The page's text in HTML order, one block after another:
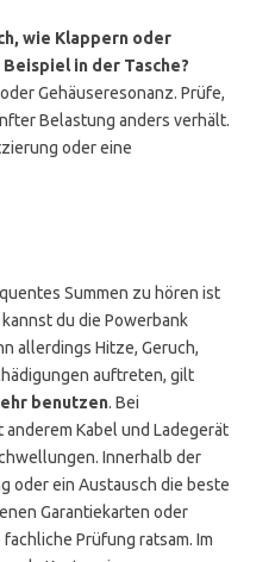
wie Klappern oder
in der Tasche?
Gehäuseresonanz. Prüfe,
Belastung anders verhält.
oder eine
Summen zu hören ist
du die Powerbank
allerdings Hitze, Geruch,
auftreten, gilt
benutzen. Bei
Kabel und Ladegerät
Innerhalb der
oder ein Austausch die beste
Garantiekarten oder
Prüfung ratsam. Im